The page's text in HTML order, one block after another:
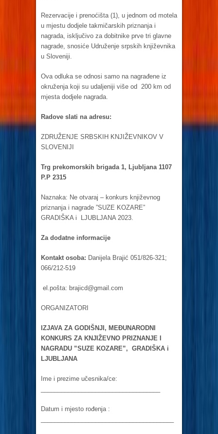
Rezervacije i prenoćišta (1), u jednom od motela
u mjestu dodjele takmičarskih priznanja i
nagrada, isključivo za dobitnike prve tri glavne
nagrade, snosiće Udruženje srpskih književnika
u Sloveniji.
Ova odluka se odnosi samo na nagrađene iz
okruženja koji su udaljeniji više od 200 km od
mjesta dodjele nagrada.
Radove slati na adresu:
ZDRUŽENJE SRBSKIH KNJIŽEVNIKOV V
SLOVENIJI
Trg prekomorskih brigada 1, Ljubljana 1107
P.P 2315
Naznaka: Ne otvaraj – konkurs književnog
priznanja i nagrade ”SUZE KOZARE”
GRADIŠKA i LJUBLJANA 2023.
Za dodatne informacije
Kontakt osoba: Danijela Brajić 051/826-321;
066/212-519
el.pošta: brajicd@gmail.com
ORGANIZATORI
IZJAVA ZA GODIŠNJI, MEĐUNARODNI
KONKURS ZA KNJIŽEVNO PRIZNANJE I
NAGRADU ”SUZE KOZARE”, GRADIŠKA i
LJUBLJANA
Ime i prezime učesnika/ce:
Datum i mjesto rođenja :